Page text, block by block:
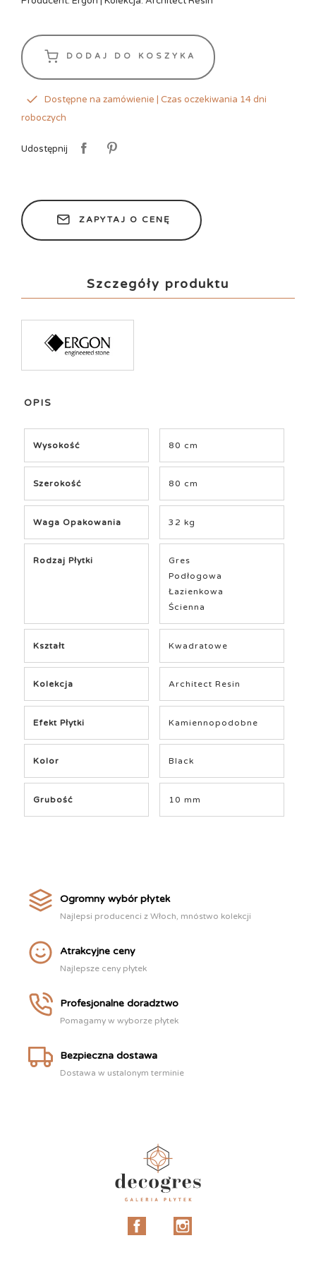
DODAJ DO KOSZYKA
Dostępne na zamówienie | Czas oczekiwania 14 dni
roboczych
Udostępnij
ZAPYTAJ O CENĘ
Szczegóły produktu
OPIS
Wysokość 80 cm
Szerokość 80 cm
Waga Opakowania 32 kg
Rodzaj Płytki
Gres
Podłogowa
Łazienkowa
Ścienna
Kształt Kwadratowe
Kolekcja Architect Resin
Efekt Płytki Kamiennopodobne
Kolor Black
Grubość 10 mm
Ogromny wybór płytek
Najlepsi producenci z Włoch, mnóstwo kolekcji
Atrakcyjne ceny
Najlepsze ceny płytek
Profesjonalne doradztwo
Pomagamy w wyborze płytek
Bezpieczna dostawa
Dostawa w ustalonym terminie
Facebook